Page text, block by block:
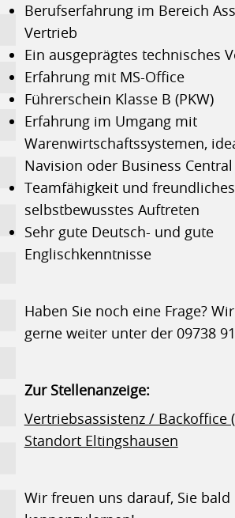
Berufserfahrung im Bereich
Vertrieb
Ein ausgeprägtes technisches
Erfahrung mit MS-Office
Führerschein Klasse B (PKW)
Erfahrung im Umgang mit
Warenwirtschaftssystemen,
Navision oder Business Central
Teamfähigkeit und freundliches
selbstbewusstes Auftreten
Sehr gute Deutsch- und gute
Englischkenntnisse
Haben Sie noch eine Frage?
gerne weiter unter der 09738
Zur Stellenanzeige:
Vertriebsassistenz / Backoffice
Standort Eltingshausen
Wir freuen uns darauf, Sie bald